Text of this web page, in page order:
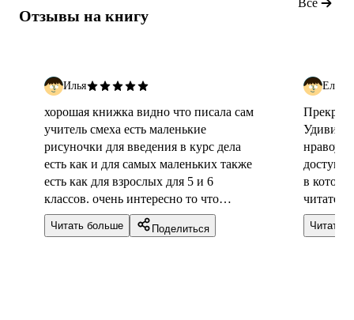
Отзывы на книгу
Все
Илья
хорошая книжка видно что писала сам
учитель смеха есть маленькие
рисуночки для введения в курс дела
есть как и для самых маленьких также
есть как для взрослых для 5 и 6
классов. очень интересно то что
половина книжки взяла в коричневый
цвет с рисунками это очень продаёт
Читать больше Поделиться
Елена
в
тексту.
весело.
Читать